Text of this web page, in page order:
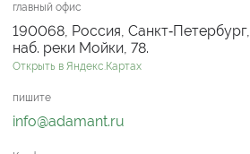
главный офис
190068, Россия, Санкт‑Петербург,
наб. реки Мойки, 78.
Открыть в Яндекс.Картах
пишите
info@adamant.ru